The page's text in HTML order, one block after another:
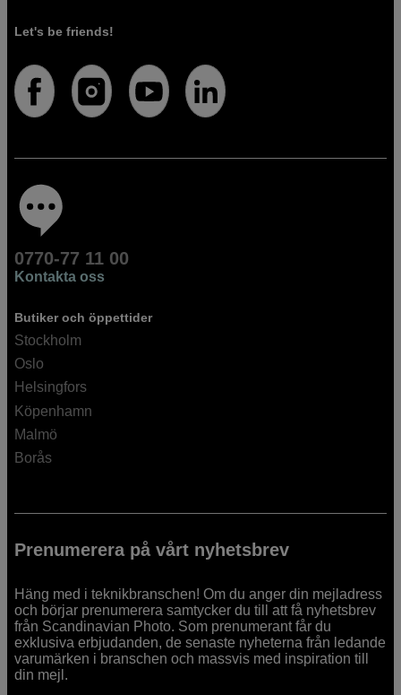
Let's be friends!
0770-77 11 00
Kontakta oss
Butiker och öppettider
Stockholm
Oslo
Helsingfors
Köpenhamn
Malmö
Borås
Prenumerera på vårt nyhetsbrev
Häng med i teknikbranschen! Om du anger din mejladress
och börjar prenumerera samtycker du till att få nyhetsbrev
från Scandinavian Photo. Som prenumerant får du
exklusiva erbjudanden, de senaste nyheterna från ledande
varumärken i branschen och massvis med inspiration till
din mejl.